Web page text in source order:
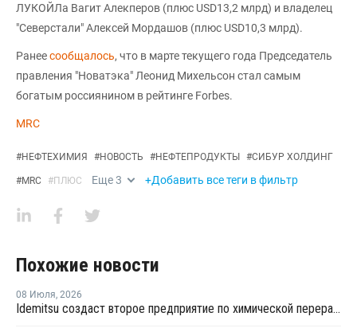
ЛУКОЙЛа Вагит Алекперов (плюс USD13,2 млрд) и владелец
"Северстали" Алексей Мордашов (плюс USD10,3 млрд).
Ранеесообщалось, что в марте текущего года Председатель
правления "Новатэка" Леонид Михельсон стал самым
богатым россиянином в рейтинге Forbes.
MRC
#НЕФТЕХИМИЯ #НОВОСТЬ #НЕФТЕПРОДУКТЫ #СИБУР ХОЛДИНГ
#MRC #ПЛЮС Еще3 +Добавить все теги в фильтр
Похожие новости
08 Июля, 2026
Idemitsu создаст второе предприятие по химической переработке отходов в Японии